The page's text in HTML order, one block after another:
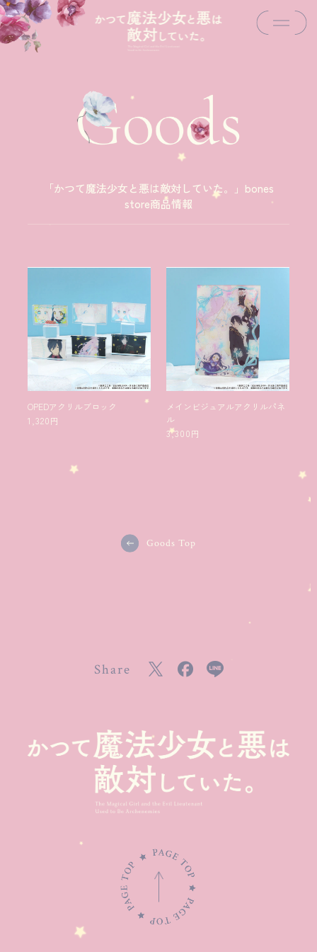
「かつて魔法少女と悪は敵対していた。」bones
store商品情報
OPEDアクリルブロック
1,320円
メインビジュアルアクリルパネ
ル
3,300円
Goods Top
Share